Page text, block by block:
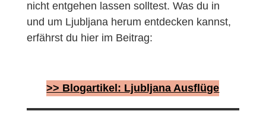
nicht entgehen lassen solltest. Was du in
und um Ljubljana herum entdecken kannst,
erfährst du hier im Beitrag:
>> Blogartikel: Ljubljana Ausflüge